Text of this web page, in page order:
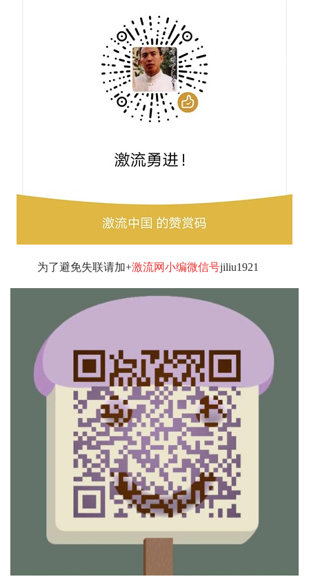
为了避免失联请加+激流网小编微信号jiliu1921